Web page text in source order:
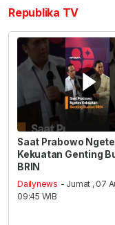
Republika TV
Saat Prabowo
Kekuatan Genting
BRIN
Dailynews - Jumat , 07
09:45 WIB